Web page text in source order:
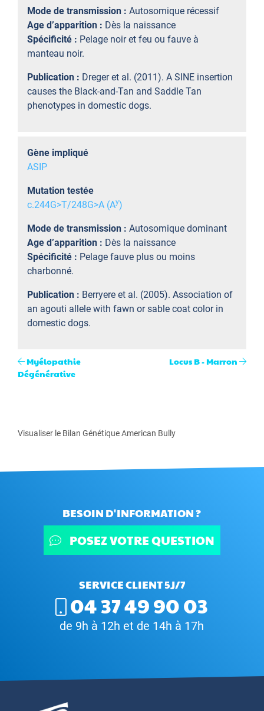
Mode de transmission : Autosomique récessif
Age d’apparition : Dès la naissance
Spécificité : Pelage noir et feu ou fauve à
manteau noir.
Publication : Dreger et al. (2011). A SINE insertion
causes the Black-and-Tan and Saddle Tan
phenotypes in domestic dogs.
Gène impliqué
ASIP
Mutation testée
c.244G>T/248G>A (Ay)
Mode de transmission : Autosomique dominant
Age d’apparition : Dès la naissance
Spécificité : Pelage fauve plus ou moins
charbonné.
Publication : Berryere et al. (2005). Association of
an agouti allele with fawn or sable coat color in
domestic dogs.
Myélopathie
Dégénérative
Locus B - Marron
Visualiser le Bilan Génétique American Bully
BESOIN D'INFORMATION ?
POSEZ VOTRE QUESTION
SERVICE CLIENT 5J/7
04 37 49 90 03
de 9h à 12h et de 14h à 17h